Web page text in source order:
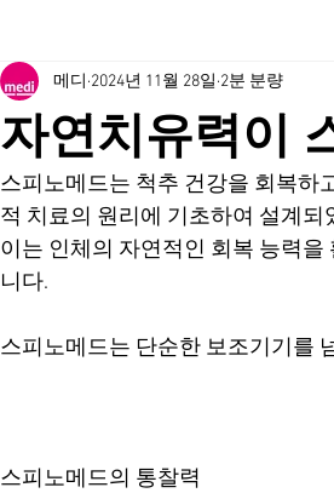
자연치유력이
메디 2024년 11월 28일 2분 분량
스피노메드는 척추 건강을 회복하
적 치료의 원리에 기초하여 설계되
이는 인체의 자연적인 회복 능력
니다.
스피노메드는 단순한 보조기기를
스피노메드의 통찰력